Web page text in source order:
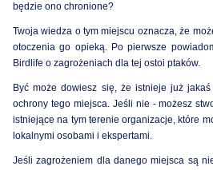
będzie ono chronione?
Twoja wiedza o tym miejscu oznacza, że
otoczenia go opieką. Po pierwsze
Birdlife o zagrożeniach dla tej ostoi ptaków.
Być może dowiesz się, że istnieje już
ochrony tego miejsca. Jeśli nie - możesz
istniejące na tym terenieorganizacje, które
lokalnymi osobami i ekspertami.
Jeśli zagrożeniem dla danego miejsca są